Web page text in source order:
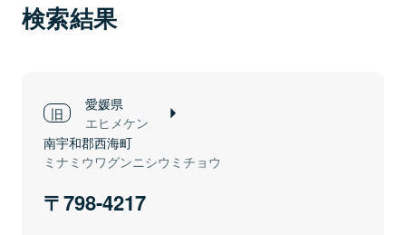
検索結果
愛媛県
エヒメケン
南宇和郡西海町
ミナミウワグンニシウミチョウ
798-4217